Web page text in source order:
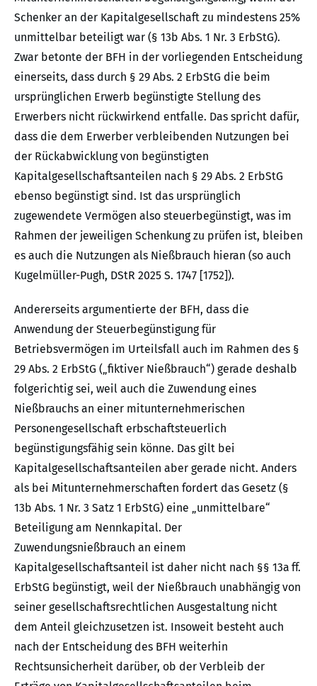
Schenker an der Kapitalgesellschaft zu mindestens 25%
unmittelbar beteiligt war (§ 13b Abs. 1 Nr. 3 ErbStG).
Zwar betonte der BFH in der vorliegenden Entscheidung
einerseits, dass durch § 29 Abs. 2 ErbStG die beim
ursprünglichen Erwerb begünstigte Stellung des
Erwerbers nicht rückwirkend entfalle. Das spricht dafür,
dass die dem Erwerber verbleibenden Nutzungen bei
der Rückabwicklung von begünstigten
Kapitalgesellschaftsanteilen nach § 29 Abs. 2 ErbStG
ebenso begünstigt sind. Ist das ursprünglich
zugewendete Vermögen also steuerbegünstigt, was im
Rahmen der jeweiligen Schenkung zu prüfen ist, bleiben
es auch die Nutzungen als Nießbrauch hieran (so auch
Kugelmüller-Pugh, DStR 2025 S. 1747 [1752]).
Andererseits argumentierte der BFH, dass die
Anwendung der Steuerbegünstigung für
Betriebsvermögen im Urteilsfall auch im Rahmen des §
29 Abs. 2 ErbStG („fiktiver Nießbrauch“) gerade deshalb
folgerichtig sei, weil auch die Zuwendung eines
Nießbrauchs an einer mitunternehmerischen
Personengesellschaft erbschaftsteuerlich
begünstigungsfähig sein könne. Das gilt bei
Kapitalgesellschaftsanteilen aber gerade nicht. Anders
als bei Mitunternehmerschaften fordert das Gesetz (§
13b Abs. 1 Nr. 3 Satz 1 ErbStG) eine „unmittelbare“
Beteiligung am Nennkapital. Der
Zuwendungsnießbrauch an einem
Kapitalgesellschaftsanteil ist daher nicht nach §§ 13a ff.
ErbStG begünstigt, weil der Nießbrauch unabhängig von
seiner gesellschaftsrechtlichen Ausgestaltung nicht
dem Anteil gleichzusetzen ist. Insoweit besteht auch
nach der Entscheidung des BFH weiterhin
Rechtsunsicherheit darüber, ob der Verbleib der